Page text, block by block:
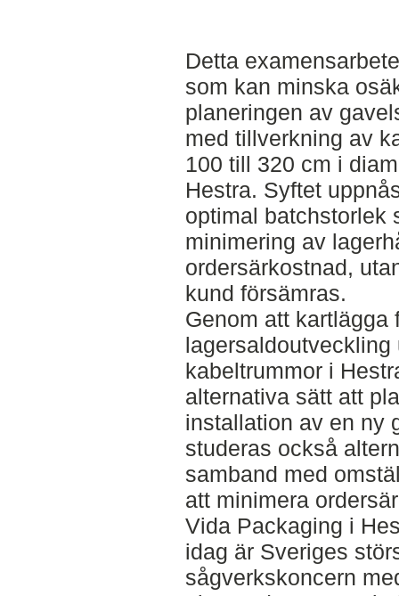
Detta
som kan minska
planeringen av
med tillverkning av
100 till 320 cm i
Hestra. Syftet
optimal batchstorlek
minimering av
ordersärkostnad,
kund försämras.
Genom att kartlägga
kabeltrummor i
alternativa sätt att
installation av en ny
studeras också
samband med
att minimera
Vida Packaging i
idag är Sveriges
sågverkskoncern